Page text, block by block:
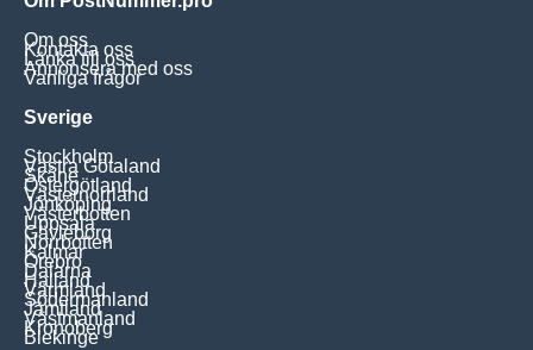
Om oss
Kontakta oss
Länka till oss
Annonsera med oss
Vanliga frågor
Sverige
Stockholm
Västra Götaland
Skåne
Östergötland
Västernorrland
Jönköping
Västerbotten
Uppsala
Gävleborg
Norrbotten
Kalmar
Örebro
Dalarna
Halland
Värmland
Södermanland
Jämtland
Västmanland
Kronoberg
Blekinge